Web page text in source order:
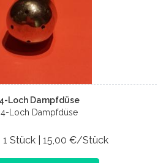
4-Loch Dampfdüse
4-Loch Dampfdüse
1 Stück | 15,00 €/Stück